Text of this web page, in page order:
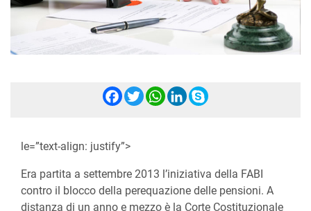
Facebook
Twitter
WhatsApp
LinkedIn
Skype
le=”text-align: justify”>
Era partita a settembre 2013 l’iniziativa della FABI
contro il blocco della perequazione delle pensioni. A
distanza di un anno e mezzo è la Corte Costituzionale